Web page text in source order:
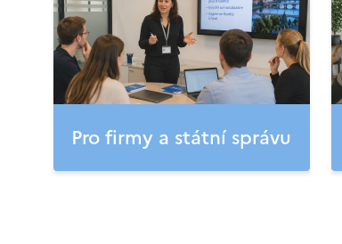
Pro firmy a státní správu